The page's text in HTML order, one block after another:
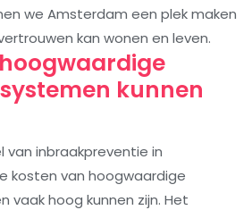
we Amsterdam een plek maken
kan wonen en leven.
kunnen
van inbraakpreventie in
kosten van hoogwaardige
vaak hoog kunnen zijn. Het